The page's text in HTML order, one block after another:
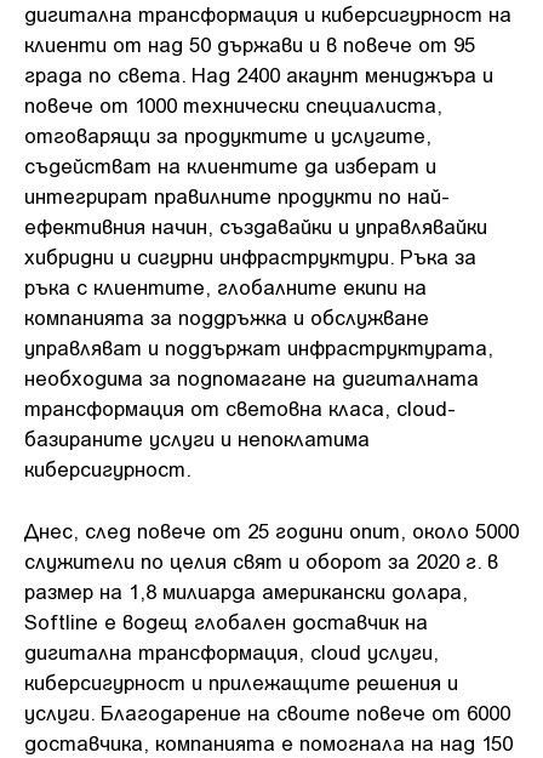
дигитална трансформация и киберсигурност на
клиенти от над 50 държави и в повече от 95
града по света. Над 2400 акаунт мениджъра и
повече от 1000 технически специалиста,
отговарящи за продуктите и услугите,
съдействат на клиентите да изберат и
интегрират правилните продукти по най-
ефективния начин, създавайки и управлявайки
хибридни и сигурни инфраструктури. Ръка за
ръка с клиентите, глобалните екипи на
компанията за поддръжка и обслужване
управляват и поддържат инфраструктурата,
необходима за подпомагане на дигиталната
трансформация от световна класа, cloud-
базираните услуги и непоклатима
киберсигурност.
Днес, след повече от 25 години опит, около 5000
служители по целия свят и оборот за 2020 г. в
размер на 1,8 милиарда американски долара,
Softline е водещ глобален доставчик на
дигитална трансформация, cloud услуги,
киберсигурност и прилежащите решения и
услуги. Благодарение на своите повече от 6000
доставчика, компанията е помогнала на над 150